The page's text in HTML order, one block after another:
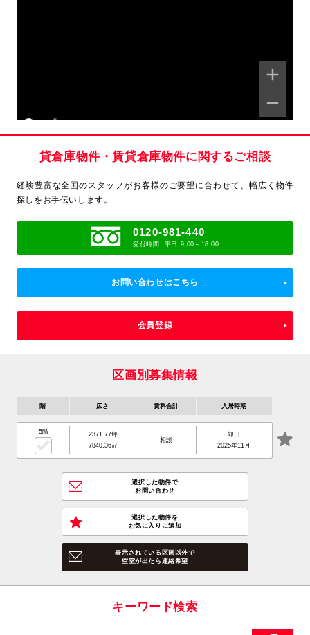
貸倉庫物件・賃貸倉庫物件に関するご相談
経験豊富な全国のスタッフがお客様のご要望に合わせて、 幅広く物件
探しをお手伝いします。
0120-981-440
受付時間: 平日 9:00～18:00
お問い合わせはこちら
会員登録
区画別募集情報
階 広さ 賃料合計 入居時期
5階
2371.77坪
7840.36㎡
相談
即日
2025年11月
選択した物件で
お問い合わせ
選択した物件を
お気に入りに追加
表示されている区画以外で
空室が出たら連絡希望
キーワード検索